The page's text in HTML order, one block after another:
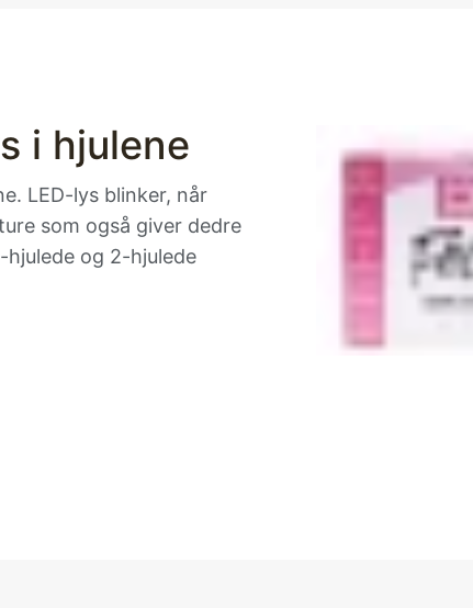
i hjulene
LED-lys blinker, når
som også giver dedre
hjulede og 2-hjulede